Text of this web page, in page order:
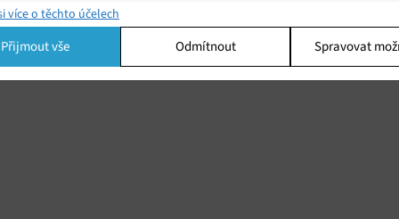
a/nebo přístup k informacím v zařízení, Porozumění publiku
kombinací údajů z různých zdrojů.
více o těchto účelech
Přijmout vše Odmítnout Spravovat